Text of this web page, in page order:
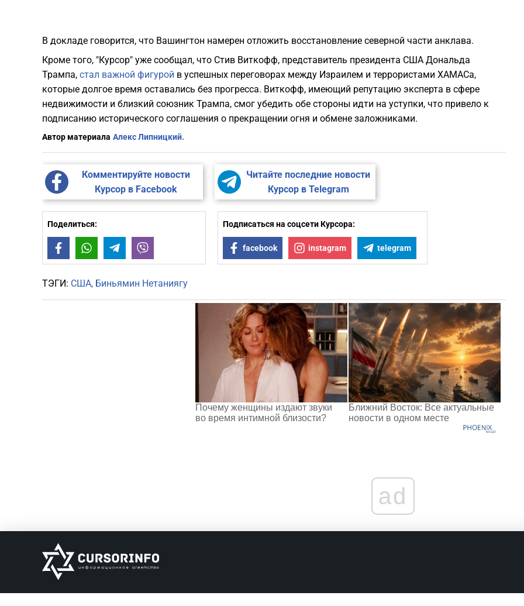
В докладе говорится, что Вашингтон намерен отложить восстановление северной части анклава.
Кроме того, "Курсор" уже сообщал, что Стив Виткофф, представитель президента США Дональда
Трампа, стал важной фигурой в успешных переговорах между Израилем и террористами ХАМАСа,
которые долгое время оставались без прогресса. Виткофф, имеющий репутацию эксперта в сфере
недвижимости и близкий союзник Трампа, смог убедить обе стороны идти на уступки, что привело к
подписанию исторического соглашения о прекращении огня и обмене заложниками.
Автор материала Алекс Липницкий.
Комментируйте новости
Курсор в Facebook
Читайте последние новости
Курсор в Telegram
Поделиться:
FacebookWhatsAppTelegram
Подписаться на соцсети Курсора:
facebook instagram telegram
ТЭГИ: США Биньямин Нетаниягу
Почему женщины издают звуки
во время интимной близости?
Ближний Восток: Все актуальные
новости в одном месте
ad